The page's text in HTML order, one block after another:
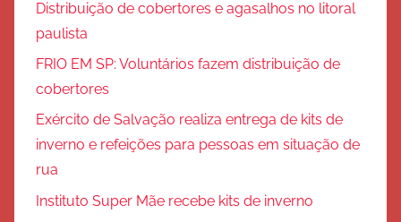
Distribuição de cobertores e agasalhos no litoral
paulista
FRIO EM SP: Voluntários fazem distribuição de
cobertores
Exército de Salvação realiza entrega de kits de
inverno e refeições para pessoas em situação de
rua
Instituto Super Mãe recebe kits de inverno